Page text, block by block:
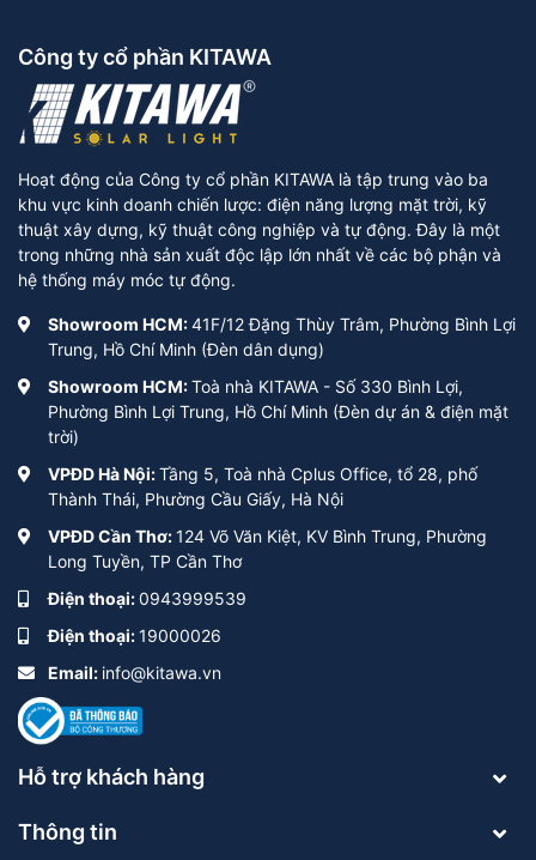
Công ty cổ phần KITAWA
Hoạt động của Công ty cổ phần KITAWA là tập trung vào ba
khu vực kinh doanh chiến lược: điện năng lượng mặt trời, kỹ
thuật xây dựng, kỹ thuật công nghiệp và tự động. Đây là một
trong những nhà sản xuất độc lập lớn nhất về các bộ phận và
hệ thống máy móc tự động.
Showroom HCM:41F/12 Đặng Thùy Trâm, Phường Bình Lợi
Trung, Hồ Chí Minh (Đèn dân dụng)
Showroom HCM:Toà nhà KITAWA - Số 330 Bình Lợi,
Phường Bình Lợi Trung, Hồ Chí Minh (Đèn dự án & điện mặt
trời)
VPĐD Hà Nội:Tầng 5, Toà nhà Cplus Office, tổ 28, phố
Thành Thái, Phường Cầu Giấy, Hà Nội
VPĐD Cần Thơ:124 Võ Văn Kiệt, KV Bình Trung, Phường
Long Tuyền, TP Cần Thơ
Điện thoại:0943999539
Điện thoại:19000026
Email: info@kitawa.vn
Hỗ trợ khách hàng
Thông tin